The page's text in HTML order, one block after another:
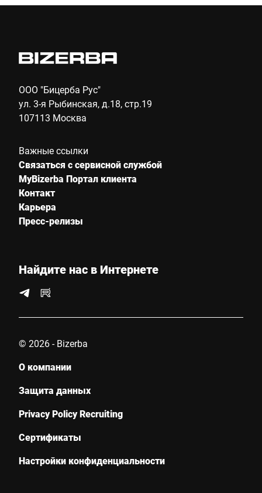
Почтовый индекс *
Город *
Ваше сообщение для нас *
Настоящим я подтверждаю, что согласен с использованием
Дополнительную информацию можно найти в
ООО "Бицерба Рус"
ул. 3-я Рыбинская, д.18, стр.19
107113 Москва
Важные ссылки
Связаться с сервисной службой
MyBizerba Портал клиента
Контакт
Карьера
Пресс-релизы
Найдите нас в Интернете
© 2026 - Bizerba
О компании
Защита данных
Privacy Policy Recruiting
Сертификаты
Настройки конфиденциальности